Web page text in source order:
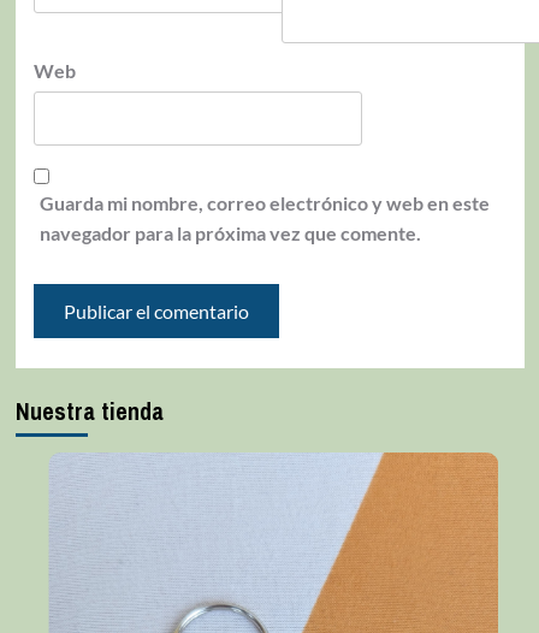
Web
Guarda mi nombre, correo electrónico y web en este
navegador para la próxima vez que comente.
Nuestra tienda